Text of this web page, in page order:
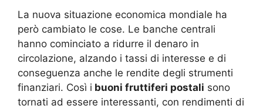
La nuova situazione economica mondiale ha
però cambiato le cose. Le banche centrali
hanno cominciato a ridurre il denaro in
circolazione, alzando i tassi di interesse e di
conseguenza anche le rendite degli strumenti
finanziari. Così i buoni fruttiferi postali sono
tornati ad essere interessanti, con rendimenti di